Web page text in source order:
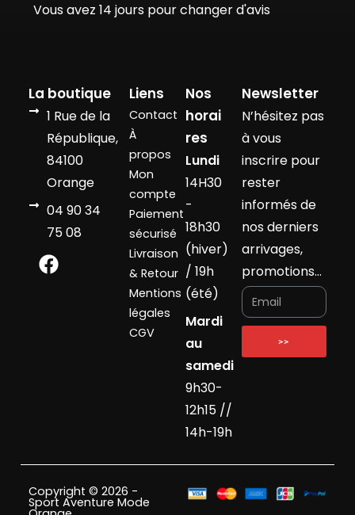
Vous avez 14 jours pour changer d'avis
La boutique
1 Rue de la
République,
84100
Orange
04 90 34
75 08
Liens
Contact
À
propos
Mon
compte
Paiement
sécurisé
Livraison
& Retour
Mentions
légales
CGV
Nos
horai
res
Lundi
14H30
-
18h30
(hiver)
/ 19h
(été)
Mardi
au
samedi
9h30-
12h15 //
14h-19h
Newsletter
N’hésitez pas
à vous
inscrire pour
rester
informés de
nos derniers
arrivages,
promotions…
>>
Copyright © 2026 -
Sport Aventure Mode